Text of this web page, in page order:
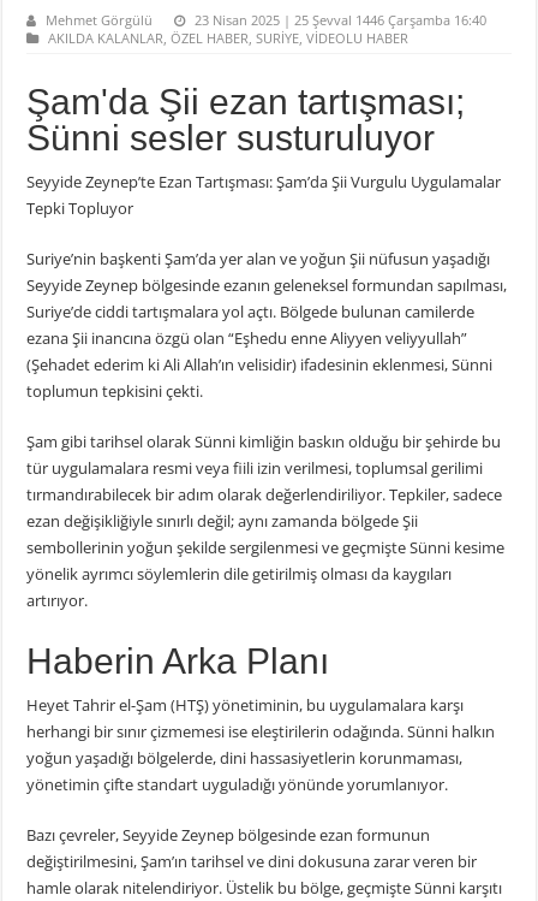
Mehmet Görgülü
23 Nisan 2025 | 25 Şevval 1446 Çarşamba 16:40
AKILDA KALANLAR ,ÖZEL HABER ,SURİYE ,VİDEOLU HABER
Şam'da Şii ezan tartışması;
Sünni sesler susturuluyor
Seyyide Zeynep’te Ezan Tartışması: Şam’da Şii Vurgulu Uygulamalar
Tepki Topluyor
Suriye’nin başkenti Şam’da yer alan ve yoğun Şii nüfusun yaşadığı
Seyyide Zeynep bölgesinde ezanın geleneksel formundan sapılması,
Suriye’de ciddi tartışmalara yol açtı. Bölgede bulunan camilerde
ezana Şii inancına özgü olan “Eşhedu enne Aliyyen veliyyullah”
(Şehadet ederim ki Ali Allah’ın velisidir) ifadesinin eklenmesi, Sünni
toplumun tepkisini çekti.
Şam gibi tarihsel olarak Sünni kimliğin baskın olduğu bir şehirde bu
tür uygulamalara resmi veya fiili izin verilmesi, toplumsal gerilimi
tırmandırabilecek bir adım olarak değerlendiriliyor. Tepkiler, sadece
ezan değişikliğiyle sınırlı değil; aynı zamanda bölgede Şii
sembollerinin yoğun şekilde sergilenmesi ve geçmişte Sünni kesime
yönelik ayrımcı söylemlerin dile getirilmiş olması da kaygıları
artırıyor.
Haberin Arka Planı
Heyet Tahrir el-Şam (HTŞ) yönetiminin, bu uygulamalara karşı
herhangi bir sınır çizmemesi ise eleştirilerin odağında. Sünni halkın
yoğun yaşadığı bölgelerde, dini hassasiyetlerin korunmaması,
yönetimin çifte standart uyguladığı yönünde yorumlanıyor.
Bazı çevreler, Seyyide Zeynep bölgesinde ezan formunun
değiştirilmesini, Şam’ın tarihsel ve dini dokusuna zarar veren bir
hamle olarak nitelendiriyor. Üstelik bu bölge, geçmişte Sünni karşıtı